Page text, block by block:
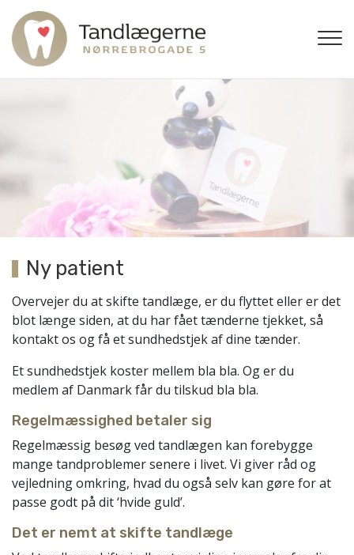
til
hovedindhold
Ny patient
Overvejer du at skifte tandlæge, er du flyttet eller er det
blot længe siden, at du har fået tænderne tjekket, så
kontakt os og få et sundhedstjek af dine tænder.
Et sundhedstjek koster mellem bla bla. Og er du
medlem af Danmark får du tilskud bla bla.
Regelmæssighed betaler sig
Regelmæssig besøg ved tandlægen kan forebygge
mange tandproblemer senere i livet. Vi giver råd og
vejledning omkring, hvad du også selv kan gøre for at
passe godt på dit ‘hvide guld’.
Det er nemt at skifte tandlæge